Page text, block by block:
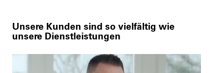
Unsere Kunden sind so vielfältig wie
unsere Dienstleistungen